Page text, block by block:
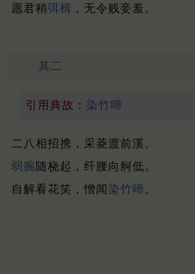
愿君稍弭楫 ，无令贱妾羞。
其二
引用典故： 染竹啼
二八相招携，采菱渡前溪。
弱腕 随桡起，纤腰向舸低。
自解看花笑，憎闻 染竹啼 。